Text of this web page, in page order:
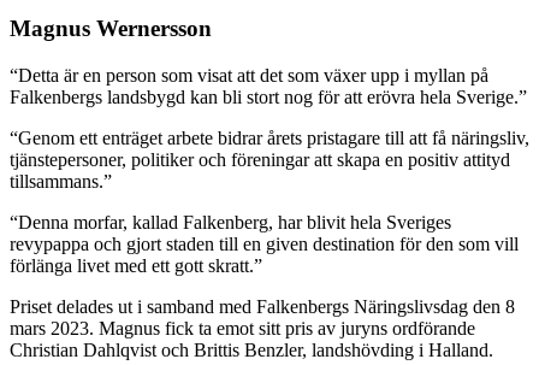
Magnus Wernersson
“Detta är en person som visat att det som växer upp i myllan på
Falkenbergs landsbygd kan bli stort nog för att erövra hela Sverige.”
“Genom ett enträget arbete bidrar årets pristagare till att få näringsliv,
tjänstepersoner, politiker och föreningar att skapa en positiv attityd
tillsammans.”
“Denna morfar, kallad Falkenberg, har blivit hela Sveriges
revypappa och gjort staden till en given destination för den som vill
förlänga livet med ett gott skratt.”
Priset delades ut i samband med Falkenbergs Näringslivsdag den 8
mars 2023. Magnus fick ta emot sitt pris av juryns ordförande
Christian Dahlqvist och Brittis Benzler, landshövding i Halland.